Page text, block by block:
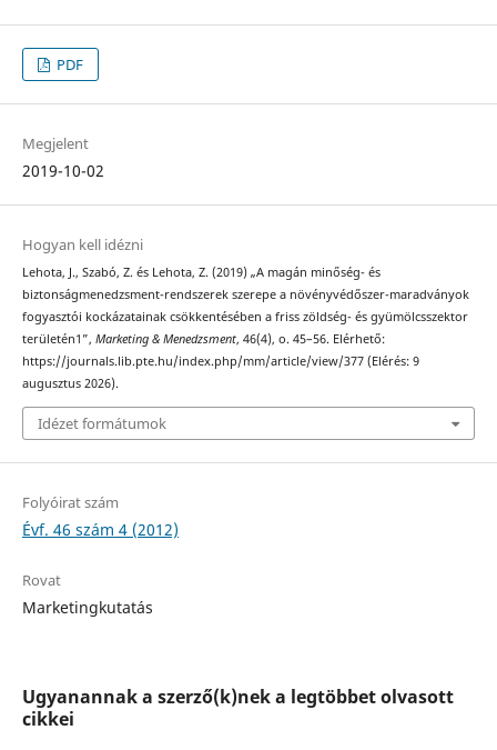
PDF
Megjelent
2019-10-02
Hogyan kell idézni
Lehota, J., Szabó, Z. és Lehota, Z. (2019) „A magán minőség- és
biztonságmenedzsment-rendszerek szerepe a növényvédőszer-maradványok
fogyasztói kockázatainak csökkentésében a friss zöldség- és gyümölcsszektor
területén1”, Marketing & Menedzsment, 46(4), o. 45–56. Elérhető:
https://journals.lib.pte.hu/index.php/mm/article/view/377 (Elérés: 9
augusztus 2026).
Idézet formátumok
Folyóirat szám
Évf. 46 szám 4 (2012)
Rovat
Marketingkutatás
Ugyanannak a szerző(k)nek a legtöbbet olvasott
cikkei